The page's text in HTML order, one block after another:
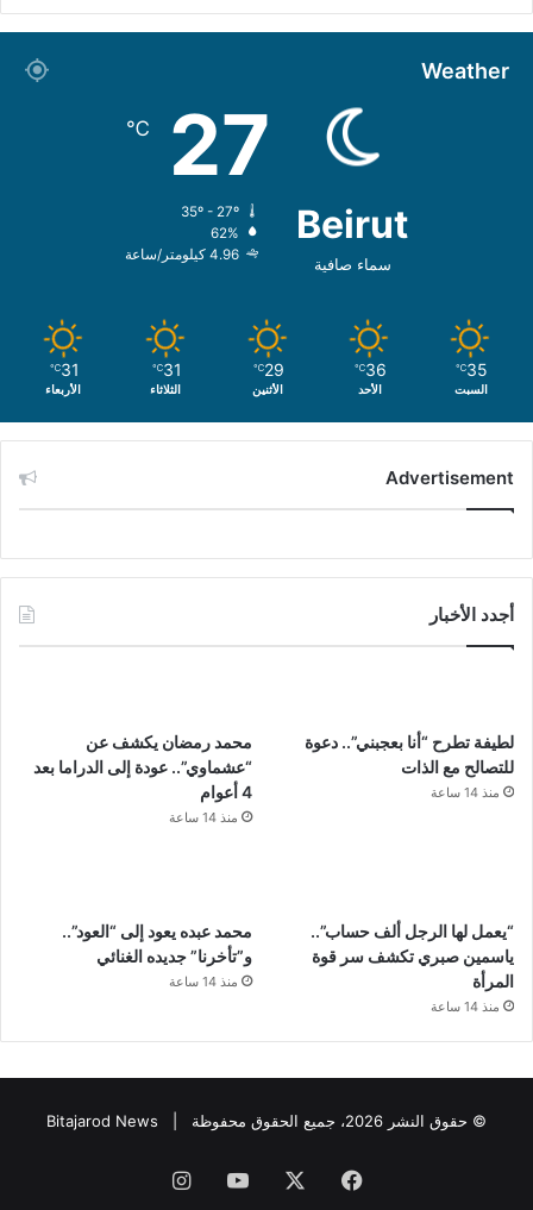
Weather
Beirut
سماء صافية
27
℃
62%
4.96 كيلومتر/ساعة
35
℃
السبت
36
℃
الأحد
29
℃
الأثنين
31
℃
الثلاثاء
31
℃
الأربعاء
Advertisement
أجدد الأخبار
لطيفة تطرح “أنا بعجبني”.. دعوة
للتصالح مع الذات
منذ 14 ساعة
محمد رمضان يكشف عن
“عشماوي”.. عودة إلى الدراما بعد
4 أعوام
منذ 14 ساعة
“يعمل لها الرجل ألف حساب”..
ياسمين صبري تكشف سر قوة
المرأة
منذ 14 ساعة
محمد عبده يعود إلى “العود”..
و”تأخرنا” جديده الغنائي
منذ 14 ساعة
© حقوق النشر 2026، جميع الحقوق محفوظة | Bitajarod News
فيسبوك ‫YouTubeانستقرام